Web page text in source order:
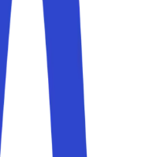
une place
stress.
Costiera
explorer la
Garez votre voiture
sans vous